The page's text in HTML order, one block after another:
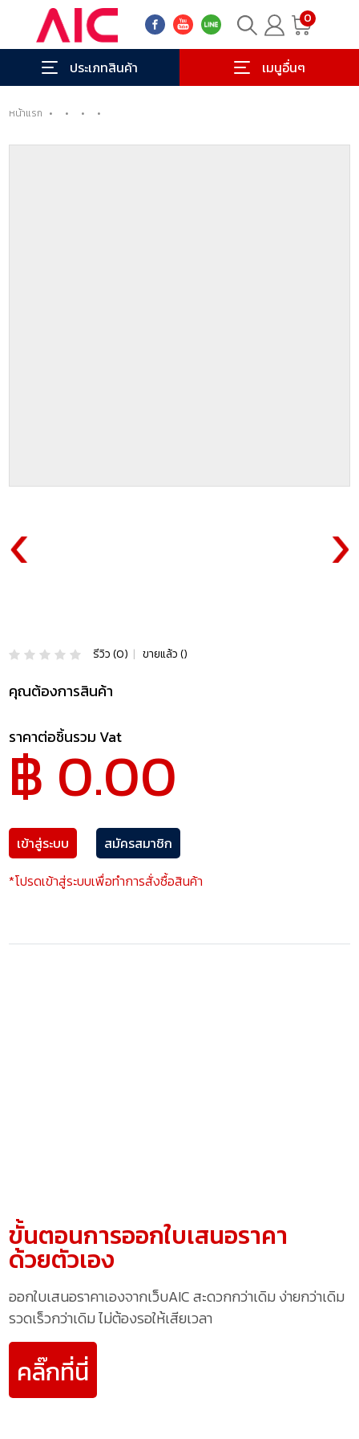
0
ประเภทสินค้า เมนูอื่นๆ
หน้าแรก • • • •
รีวิว (0) | ขายแล้ว ()
คุณต้องการสินค้า
ราคาต่อชิ้นรวม Vat
฿ 0.00
เข้าสู่ระบบ
สมัครสมาชิก
*โปรดเข้าสู่ระบบเพื่อทำการสั่งซื้อสินค้า
ขั้นตอนการออกใบเสนอราคา
ด้วยตัวเอง
ออกใบเสนอราคาเองจากเว็บAIC สะดวกกว่าเดิม ง่ายกว่าเดิม
รวดเร็วกว่าเดิม ไม่ต้องรอให้เสียเวลา
คลิ๊กที่นี่